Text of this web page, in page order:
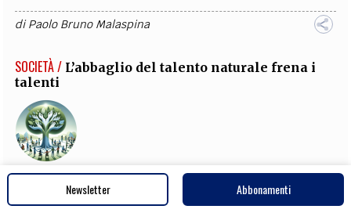
diPaolo Bruno Malaspina
SOCIETÀ / L’abbaglio del talento naturale frena i
talenti
diGiovanni Iacoviello
Newsletter Abbonamenti